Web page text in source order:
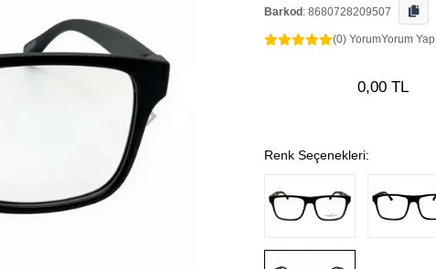
Barkod : 8680728209507
(0) YorumYorum Yap
0,00 TL
Renk Seçenekleri: